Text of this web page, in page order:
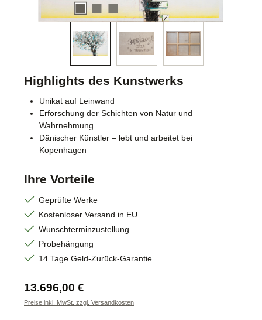
Highlights des Kunstwerks
Unikat auf Leinwand
Erforschung der Schichten von Natur und
Wahrnehmung
Dänischer Künstler – lebt und arbeitet bei
Kopenhagen
Ihre Vorteile
Geprüfte Werke
Kostenloser Versand in EU
Wunschterminzustellung
Probehängung
14 Tage Geld-Zurück-Garantie
Regulärer Preis:
13.696,00 €
Preise inkl. MwSt. zzgl. Versandkosten